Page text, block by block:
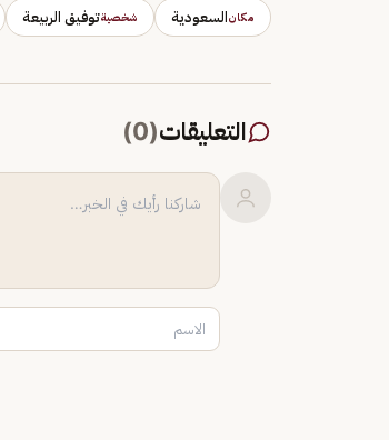
مكانالسعودية شخصيةتوفيق الربيعة
التعليقات(
0
)